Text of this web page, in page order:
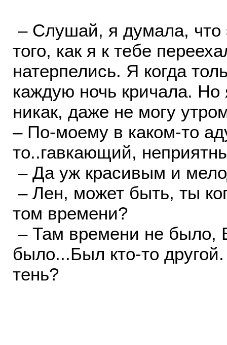
– Слушай, я думала, что
того, как я к тебе
натерпелись. Я когда
каждую ночь кричала.
никак, даже не могу
– По-моему в каком-то
то..гавкающий,
– Да уж красивым и
– Лен, может быть, ты
том времени?
– Там времени не было,
было...Был кто-то
тень?